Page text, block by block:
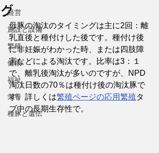
経営
施設と設備
繁殖
健康
福祉
栄養
種豚と遺伝
グ
母豚の淘汰のタイミングは主に2回：離
乳直後と種付けした後です。種付け後
に非妊娠がわかった時、または四肢障
害などによる淘汰です。比率は3：１
で、離乳後淘汰が多いのですが、NPD
淘汰日数の70％は種付け後の淘汰豚で
す。詳しくは繁殖ページの応用繁殖タ
ブ中の長期生存性で。